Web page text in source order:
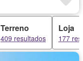
Terreno
409 resultados
Loja
177